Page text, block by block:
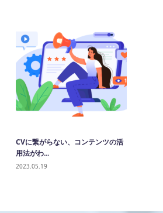
CVに繋がらない、コンテンツの活
用法がわ...
2023.05.19